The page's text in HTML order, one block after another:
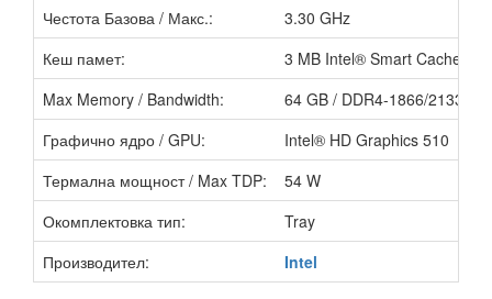
Честота Базова / Макс.:
3.30 GHz
Кеш памет:
3 MB Intel® Smart Cache
Max Memory / Bandwidth:
64 GB / DDR4-1866/2133,
Графично ядро / GPU:
Intel® HD Graphics 510
Термална мощност / Max TDP:
54 W
Окомплектовка тип:
Tray
Производител:
Intel